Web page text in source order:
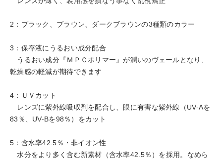
2：ブラック、ブラウン、ダークブラウンの3種類のカラー
3：保存液にうるおい成分配合
うるおい成分『ＭＰＣポリマー』が潤いのヴェールとなり、
乾燥感の軽減が期待できます
4：ＵＶカット
レンズに紫外線吸収剤を配合し、眼に有害な紫外線（UV-Aを
83％、UV-Bを98％）をカット
5：含水率42.5％・非イオン性
水分をより多く含む新素材（含水率42.5％）を採用。なめら